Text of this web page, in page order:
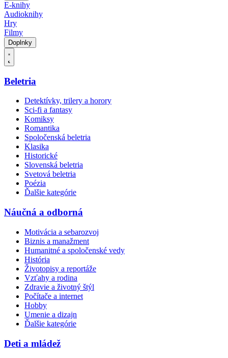
E-knihy
Audioknihy
Hry
Filmy
Doplnky
Beletria
Detektívky, trilery a horory
Sci-fi a fantasy
Komiksy
Romantika
Spoločenská beletria
Klasika
Historické
Slovenská beletria
Svetová beletria
Poézia
Ďalšie kategórie
Náučná a odborná
Motivácia a sebarozvoj
Biznis a manažment
Humanitné a spoločenské vedy
História
Životopisy a reportáže
Vzťahy a rodina
Zdravie a životný štýl
Počítače a internet
Hobby
Umenie a dizajn
Ďalšie kategórie
Deti a mládež